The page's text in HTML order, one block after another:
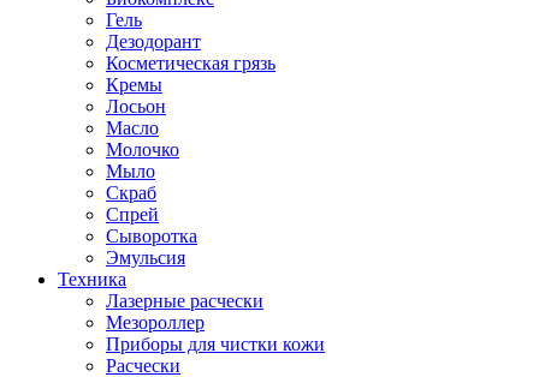
Гель
Дезодорант
Косметическая грязь
Кремы
Лосьон
Масло
Молочко
Мыло
Скраб
Спрей
Сыворотка
Эмульсия
Техника
Лазерные расчески
Мезороллер
Приборы для чистки кожи
Расчески